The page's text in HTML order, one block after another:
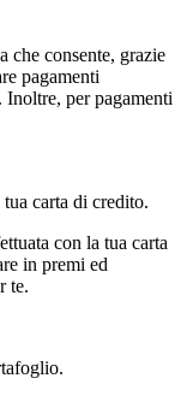
che consente, grazie
pagamenti
per pagamenti
carta di credito.
con la tua carta
in premi ed
te.